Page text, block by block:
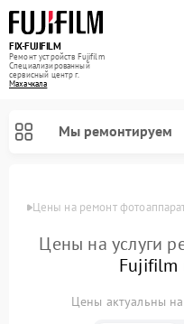
FIX-FUJIFILM
Ремонт устройств Fujifilm
Специализированный
cервисный центр г.
Махачкала
Мы ремонтируем
Цены на ремонт
Цены на услуги
Fujifilm
Цены актуальны